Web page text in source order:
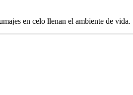
en celo llenan el ambiente de vida.